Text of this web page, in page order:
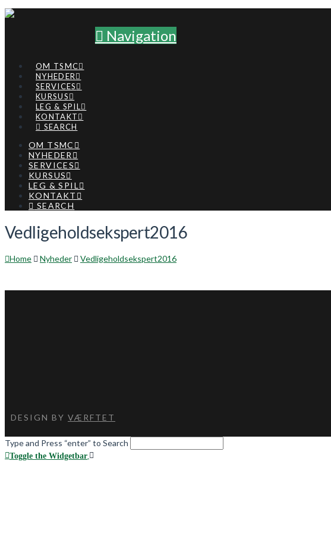
Navigation
OM TSMC
NYHEDER
SERVICES
KURSUS
LEG & SPIL
KONTAKT
SEARCH
OM TSMC
NYHEDER
SERVICES
KURSUS
LEG & SPIL
KONTAKT
SEARCH
Vedligeholdsekspert2016
Home Nyheder Vedligeholdsekspert2016
DESIGN BY VÆRFTET
Type and Press “enter” to Search
Toggle the Widgetbar